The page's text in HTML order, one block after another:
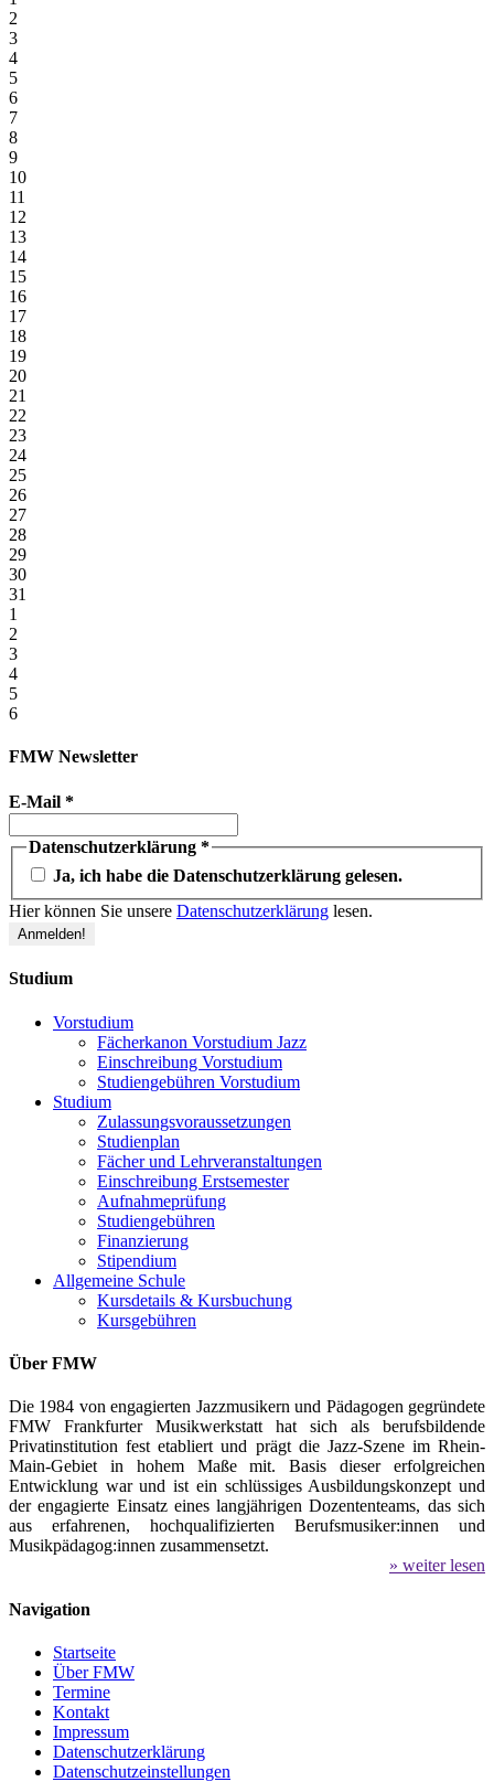
2
3
4
5
6
7
8
9
10
11
12
13
14
15
16
17
18
19
20
21
22
23
24
25
26
27
28
29
30
31
1
2
3
4
5
6
FMW Newsletter
E-Mail *
Datenschutzerklärung *
Ja, ich habe die Datenschutzerklärung gelesen.
Hier können Sie unsere Datenschutzerklärung lesen.
Studium
Vorstudium
Fächerkanon Vorstudium Jazz
Einschreibung Vorstudium
Studiengebühren Vorstudium
Studium
Zulassungsvoraussetzungen
Studienplan
Fächer und Lehrveranstaltungen
Einschreibung Erstsemester
Aufnahmeprüfung
Studiengebühren
Finanzierung
Stipendium
Allgemeine Schule
Kursdetails & Kursbuchung
Kursgebühren
Über FMW
Die 1984 von engagierten Jazzmusikern und Pädagogen gegründete
FMW Frankfurter Musikwerkstatt hat sich als berufsbildende
Privatinstitution fest etabliert und prägt die Jazz-Szene im Rhein-
Main-Gebiet in hohem Maße mit. Basis dieser erfolgreichen
Entwicklung war und ist ein schlüssiges Ausbildungskonzept und
der engagierte Einsatz eines langjährigen Dozententeams, das sich
aus erfahrenen, hochqualifizierten Berufsmusiker:innen und
Musikpädagog:innen zusammensetzt.
» weiter lesen
Navigation
Startseite
Über FMW
Termine
Kontakt
Impressum
Datenschutzerklärung
Datenschutzeinstellungen